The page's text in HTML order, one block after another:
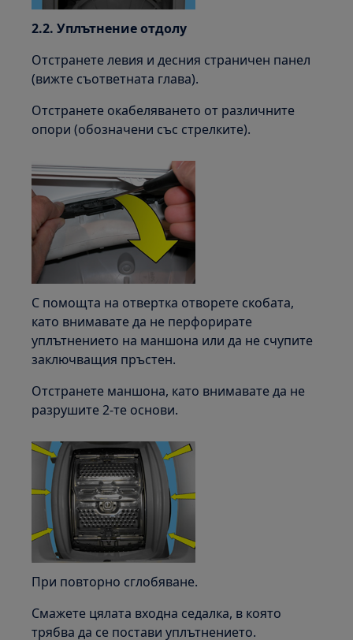
2.2. Уплътнение отдолу
Отстранете левия и десния страничен панел
(вижте съответната глава).
Отстранете окабеляването от различните
опори (обозначени със стрелките).
С помощта на отвертка отворете скобата,
като внимавате да не перфорирате
уплътнението на маншона или да не счупите
заключващия пръстен.
Отстранете маншона, като внимавате да не
разрушите 2-те основи.
При повторно сглобяване.
Смажете цялата входна седалка, в която
трябва да се постави уплътнението.